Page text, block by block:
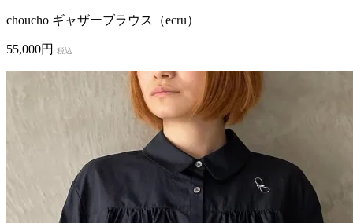
choucho ギャザーブラウス（ecru）
55,000円 税込